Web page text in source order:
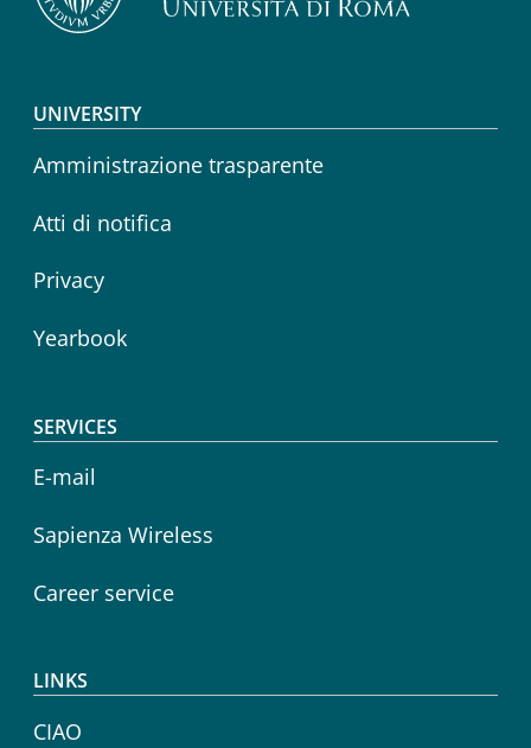
Footer menu
UNIVERSITY
Amministrazione trasparente
Atti di notifica
Privacy
Yearbook
SERVICES
E-mail
Sapienza Wireless
Career service
LINKS
CIAO